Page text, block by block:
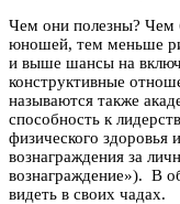
Чем они полезны? Чем
юношей, тем меньше
и выше шансы на
конструктивные
называются также
способность к
физического здоровья
вознаграждения за
вознаграждение»). В
видеть в своих чадах.